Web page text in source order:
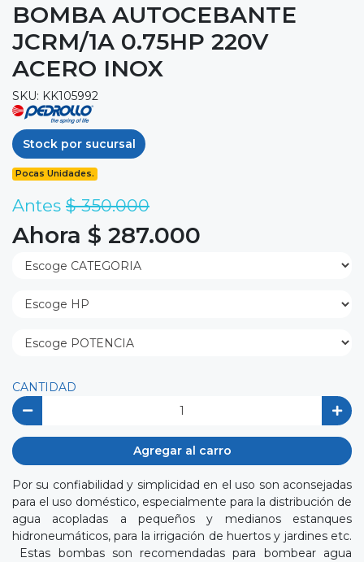
BOMBA AUTOCEBANTE
JCRM/1A 0.75HP 220V
ACERO INOX
SKU: KK105992
Stock por sucursal
Pocas Unidades.
Antes $ 350.000
Ahora $ 287.000
CANTIDAD
Agregar al carro
Por su confiabilidad y simplicidad en el uso son aconsejadas
para el uso doméstico, especialmente para la distribución de
agua acopladas a pequeños y medianos estanques
hidroneumáticos, para la irrigación de huertos y jardines etc.
Estas bombas son recomendadas para bombear agua